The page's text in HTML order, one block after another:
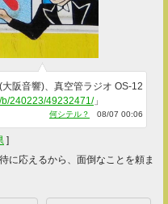
(大阪音響)、真空管ラジオ OS-12
b/240223/49232471/」
何シテル？ 08/07 00:06
]
応えるから、面倒なことを頼ま